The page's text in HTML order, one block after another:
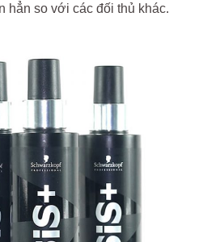
hẳn so với các đối thủ khác.